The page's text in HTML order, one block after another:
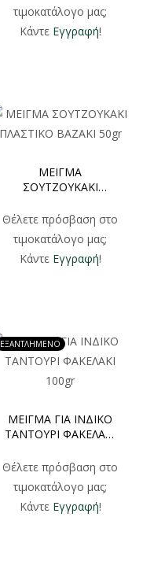
τιμοκατάλογο μας;
Κάντε Εγγραφή!
ΜΕΙΓΜΑ
ΣΟΥΤΖΟΥΚΑΚΙ
50gr
Θέλετε πρόσβαση στο
τιμοκατάλογο μας;
Κάντε Εγγραφή!
ΕΞΑΝΤΛΗΜΕΝΟ
ΜΕΙΓΜΑ ΓΙΑ ΙΝΔΙΚΟ
ΤΑΝΤΟΥΡΙ ΦΑΚΕΛΑΚΙ
Θέλετε πρόσβαση στο
τιμοκατάλογο μας;
Κάντε Εγγραφή!